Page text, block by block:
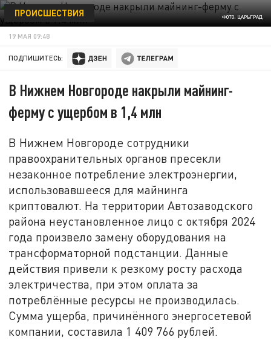
ФОТО: ЦАРЬГРАД
ПРОИСШЕСТВИЯ
19 МАЯ 09:48
ПОДПИШИТЕСЬ:
В Нижнем Новгороде накрыли майнинг-
ферму с ущербом в 1,4 млн
В Нижнем Новгороде сотрудники
правоохранительных органов пресекли
незаконное потребление электроэнергии,
использовавшееся для майнинга
криптовалют. На территории Автозаводского
района неустановленное лицо с октября 2024
года произвело замену оборудования на
трансформаторной подстанции. Данные
действия привели к резкому росту расхода
электричества, при этом оплата за
потреблённые ресурсы не производилась.
Сумма ущерба, причинённого энергосетевой
компании, составила 1 409 766 рублей.